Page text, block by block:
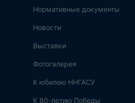
Нормативные документы
Новости
Выставки
Фотогалерея
К юбилею ННГАСУ
К 80-летию Победы